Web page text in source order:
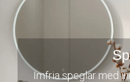
Imfria speglar med